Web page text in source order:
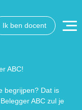
Ik ben docent
ABC!
begrijpen? Dat is
ABC zul je
handje.